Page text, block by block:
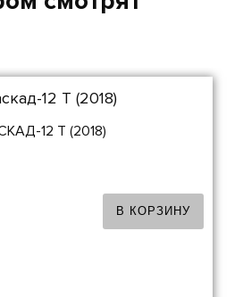
12 Т (2018)
В КОРЗИНУ